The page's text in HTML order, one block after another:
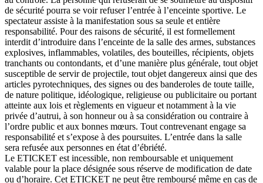
de sécurité pourra se voir refuser l’entrée à l’enceinte sportive. Le
spectateur assiste à la manifestation sous sa seule et entière
responsabilité. Pour des raisons de sécurité, il est formellement
interdit d’introduire dans l’enceinte de la salle des armes, substances
explosives, inflammables, volatiles, des bouteilles, récipients, objets
tranchants ou contondants, et d’une manière plus générale, tout objet
susceptible de servir de projectile, tout objet dangereux ainsi que des
articles pyrotechniques, des signes ou des banderoles de toute taille,
de nature politique, idéologique, religieuse ou publicitaire ou portant
atteinte aux lois et règlements en vigueur et notamment à la vie
privée d’autrui, à son honneur ou à sa considération ou contraire à
l’ordre public et aux bonnes mœurs. Tout contrevenant engage sa
responsabilité et s’expose à des poursuites. L’entrée dans la salle
sera refusée aux personnes en état d’ébriété.
Le ETICKET est incessible, non remboursable et uniquement
valable pour la place désignée sous réserve de modification de date
ou d’horaire. Cet ETICKET ne peut être remboursé même en cas de